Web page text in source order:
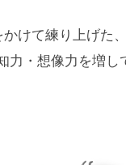
けて練り上げた
力・想像力を増